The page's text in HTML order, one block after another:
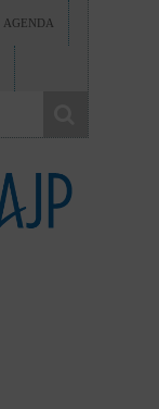
AGENDA